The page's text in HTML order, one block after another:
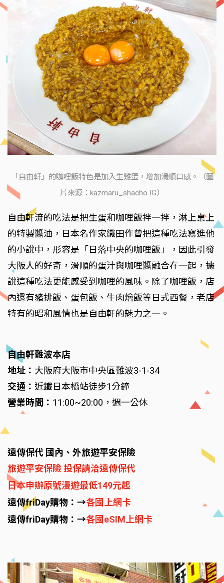
「自由軒」的咖哩飯特色是加入生雞蛋，增加滑順口感。（圖
片來源：kazmaru_shacho IG）
自由軒流的吃法是把生蛋和咖哩飯拌一拌，淋上桌上
的特製醬油，日本名作家織田作曾把這種吃法寫進他
的小說中，形容是「日落中央的咖哩飯」，因此引發
大阪人的好奇，滑順的蛋汁與咖哩醬融合在一起，據
說這種吃法更能感受到咖哩的風味。除了咖哩飯，店
內還有豬排飯、蛋包飯、牛肉燴飯等日式西餐，老店
特有的昭和風情也是自由軒的魅力之一。
自由軒難波本店
地址： 大阪府大阪市中央區難波3-1-34
交通： 近鐵日本橋站徒步1分鐘
營業時間： 11:00~20:00，週一公休
遠傳保代 國內、外旅遊平安保險
旅遊平安保險 投保請洽遠傳保代
日本申辦原號漫遊最低149元起
遠傳friDay購物：→各國上網卡
遠傳friDay購物：→各國eSIM上網卡